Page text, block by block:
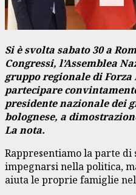
Si è svolta sabato 30 a
Congressi, l’Assemblea
gruppo regionale di
partecipare
presidente nazionale dei
bolognese, a
La nota.
Rappresentiamo la parte di
impegnarsi nella politica,
aiuta le proprie famiglie